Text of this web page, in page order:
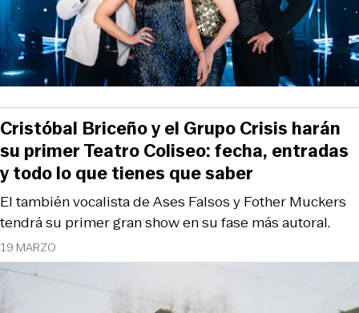
19 MARZO
El también vocalista de Ases Falsos y Fother Muckers
tendrá su primer gran show en su fase más autoral.
Cristóbal Briceño y el Grupo Crisis harán
su primer Teatro Coliseo: fecha, entradas
y todo lo que tienes que saber